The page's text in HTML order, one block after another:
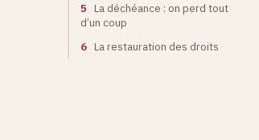
5 La déchéance : on perd tout
d’un coup
6 La restauration des droits